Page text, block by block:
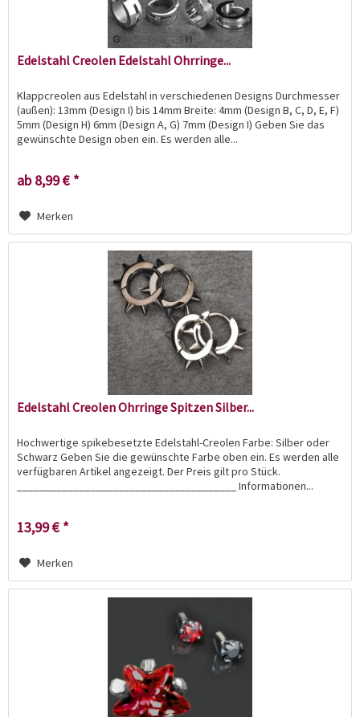
Edelstahl Creolen Edelstahl Ohrringe...
Klappcreolen aus Edelstahl in verschiedenen Designs Durchmesser
(außen): 13mm (Design I) bis 14mm Breite: 4mm (Design B, C, D, E, F)
5mm (Design H) 6mm (Design A, G) 7mm (Design I) Geben Sie das
gewünschte Design oben ein. Es werden alle...
ab 8,99 € *
Merken
Edelstahl Creolen Ohrringe Spitzen Silber...
Hochwertige spikebesetzte Edelstahl-Creolen Farbe: Silber oder
Schwarz Geben Sie die gewünschte Farbe oben ein. Es werden alle
verfügbaren Artikel angezeigt. Der Preis gilt pro Stück.
_______________________________________ Informationen...
13,99 € *
Merken